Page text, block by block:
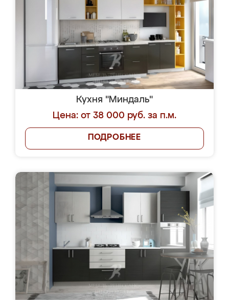
Кухня "Миндаль"
Цена: от 38 000 руб. за п.м.
ПОДРОБНЕЕ